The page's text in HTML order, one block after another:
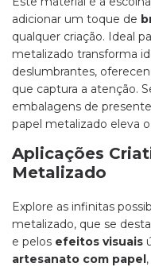
adicionar um toque de
qualquer criação. Ideal
metalizado transforma
deslumbrantes,
que captura a atenção.
embalagens de
papel metalizado eleva
Aplicações
Metalizado
Explore as infinitas
metalizado, que se
e pelos efeitos visuais
artesanato com papel